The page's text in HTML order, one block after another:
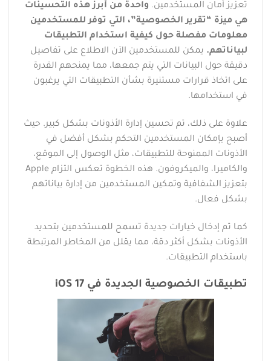
تعزيز أمان المستخدمين. واحدة من أبرز هذه التحسينات
هي ميزة “تقرير الخصوصية”، التي توفر للمستخدمين
معلومات مفصلة حول كيفية استخدام التطبيقات
لبياناتهم. يمكن للمستخدمين الآن الاطلاع على تفاصيل
دقيقة حول البيانات التي يتم جمعها، مما يمنحهم القدرة
على اتخاذ قرارات مستنيرة بشأن التطبيقات التي يرغبون
في استخدامها.
علاوة على ذلك، تم تحسين إدارة الأذونات بشكل كبير. حيث
أصبح بإمكان المستخدمين التحكم بشكل أفضل في
الأذونات الممنوحة للتطبيقات، مثل الوصول إلى الموقع،
والكاميرا، والميكروفون. هذه الخطوة تعكس التزام Apple
بتعزيز الشفافية وتمكين المستخدمين من إدارة بياناتهم
بشكل فعال.
كما تم إدخال خيارات جديدة تسمح للمستخدمين بتحديد
الأذونات بشكل أكثر دقة، مما يقلل من المخاطر المرتبطة
باستخدام التطبيقات.
تطبيقات الخصوصية الجديدة في iOS 17